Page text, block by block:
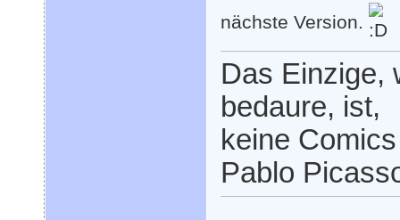
nächste Version.
Das Einzige,
bedaure, ist,
keine
Pablo